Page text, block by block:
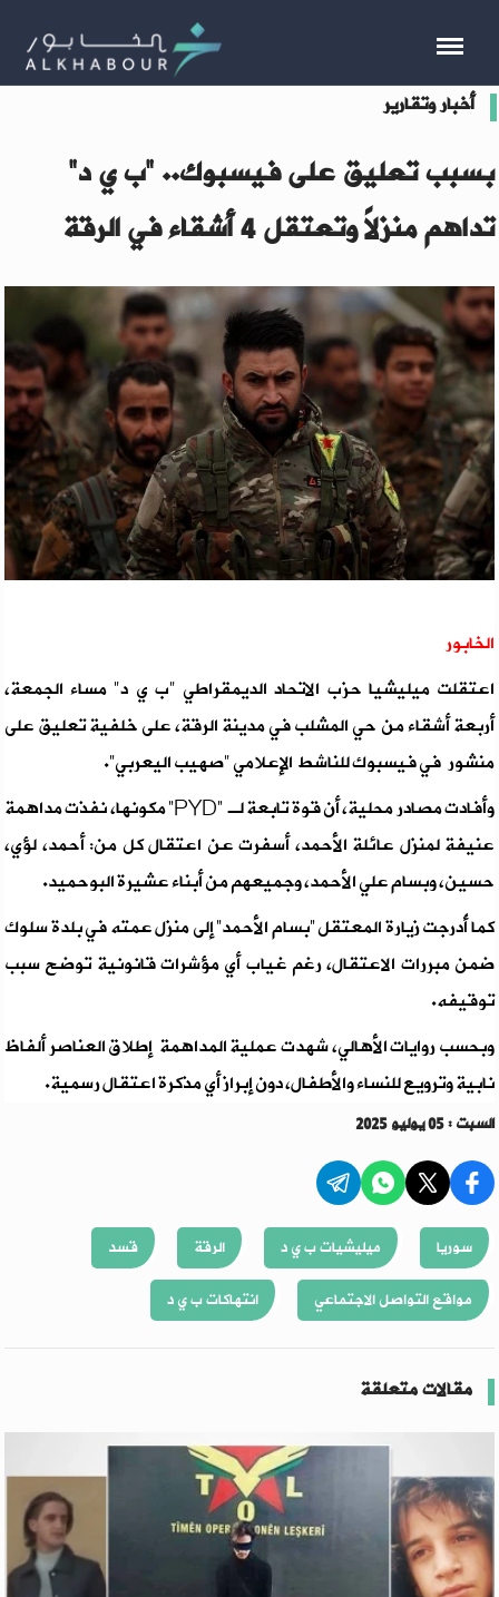
أخبار وتقارير
بسبب تعليق على فيسبوك.. "ب ي د"
تداهم منزلاً وتعتقل 4 أشقاء في الرقة
الخابور
اعتقلت ميليشيا حزب الاتحاد الديمقراطي "ب ي د" مساء الجمعة،
أربعة أشقاء من حي المشلب في مدينة الرقة، على خلفية تعليق على
منشور في فيسبوك للناشط الإعلامي "صهيب اليعربي”.
وأفادت مصادر محلية، أن قوة تابعة لـ “PYD” مكونها، نفذت مداهمة
عنيفة لمنزل عائلة الأحمد، أسفرت عن اعتقال كل من: أحمد، لؤي،
حسين، وبسام علي الأحمد، وجميعهم من أبناء عشيرة البوحميد.
كما أُدرجت زيارة المعتقل “بسام الأحمد” إلى منزل عمته في بلدة سلوك
ضمن مبررات الاعتقال، رغم غياب أي مؤشرات قانونية توضح سبب
توقيفه.
وبحسب روايات الأهالي، شهدت عملية المداهمة إطلاق العناصر ألفاظ
نابية وترويع للنساء والأطفال، دون إبراز أي مذكرة اعتقال رسمية.
السبت : 05 يوليو 2025
سوريا ميليشيات ب ي د الرقة
قسد
مواقع التواصل الاجتماعي
انتهاكات ب ي د
مقالات متعلقة